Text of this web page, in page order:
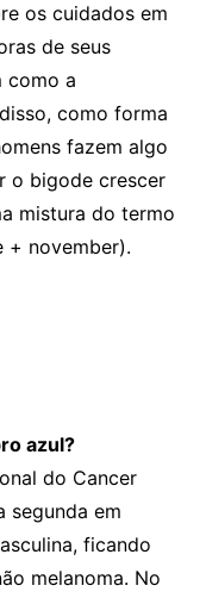
os cuidados em
de seus
como a
como forma
fazem algo
o bigode crescer
mistura do termo
+ november).
azul?
do Cancer
segunda em
ficando
melanoma. No